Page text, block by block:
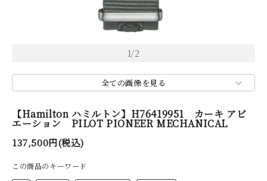
1/2
全ての画像を見る
【Hamilton ハミルトン】H76419951 カーキ アビ
エーション PILOT PIONEER MECHANICAL
137,500円(税込)
この商品のキーワード